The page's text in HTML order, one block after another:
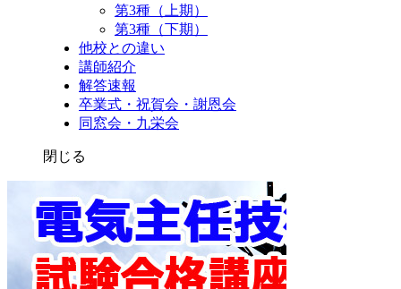
第3種（上期）
第3種（下期）
他校との違い
講師紹介
解答速報
卒業式・祝賀会・謝恩会
同窓会・九栄会
閉じる